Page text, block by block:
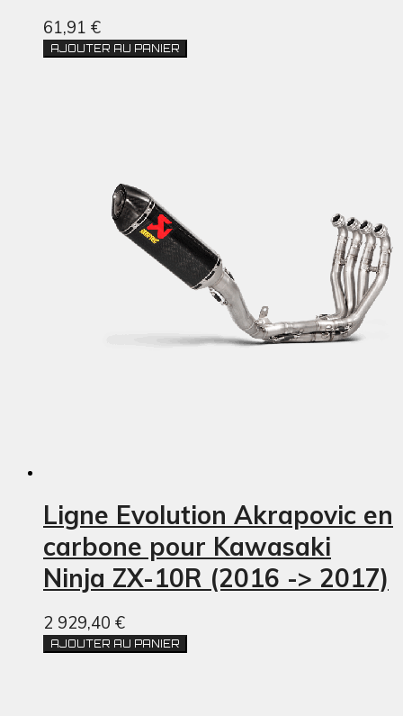
61,91 €
AJOUTER AU PANIER
Ligne Evolution Akrapovic en
carbone pour Kawasaki
Ninja ZX-10R (2016 -> 2017)
2 929,40 €
AJOUTER AU PANIER